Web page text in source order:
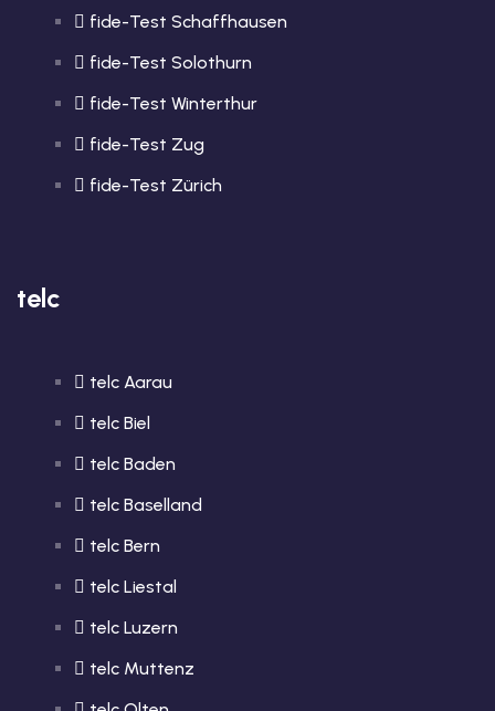
fide-Test Schaffhausen
fide-Test Solothurn
fide-Test Winterthur
fide-Test Zug
fide-Test Zürich
telc
telc Aarau
telc Biel
telc Baden
telc Baselland
telc Bern
telc Liestal
telc Luzern
telc Muttenz